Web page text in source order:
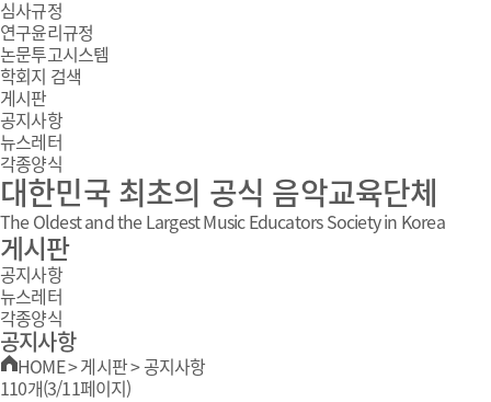
심사규정
연구윤리규정
논문투고시스템
학회지 검색
게시판
공지사항
뉴스레터
각종양식
대한민국 최초의 공식 음악교육단체
The Oldest and the Largest Music Educators Society in Korea
게시판
공지사항
뉴스레터
각종양식
공지사항
HOME>게시판>공지사항
110개(3/11페이지)